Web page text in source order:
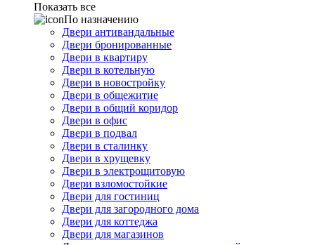
Показать все
По назначению
Двери антивандальные
Двери бронированные
Двери в квартиру
Двери в котельную
Двери в новостройку
Двери в общежитие
Двери в общий коридор
Двери в офис
Двери в подвал
Двери в сталинку
Двери в хрущевку
Двери в электрощитовую
Двери взломостойкие
Двери для гостиниц
Двери для загородного дома
Двери для коттеджа
Двери для магазинов